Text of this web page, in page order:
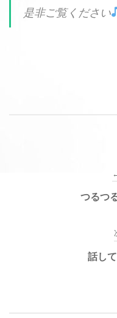
是非ご覧ください
つるつ
話し